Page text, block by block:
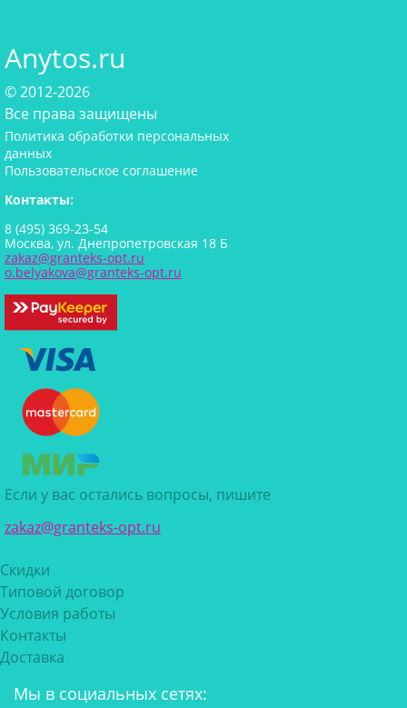
Anytos.ru
© 2012-2026
Все права защищены
Политика обработки персональных
данных
Пользовательское соглашение
Контакты:
8 (495) 369-23-54
Москва, ул. Днепропетровская 18 Б
zakaz@granteks-opt.ru
o.belyakova@granteks-opt.ru
Если у вас остались вопросы, пишите
zakaz@granteks-opt.ru
Скидки
Типовой договор
Условия работы
Контакты
Доставка
Мы в социальных сетях: